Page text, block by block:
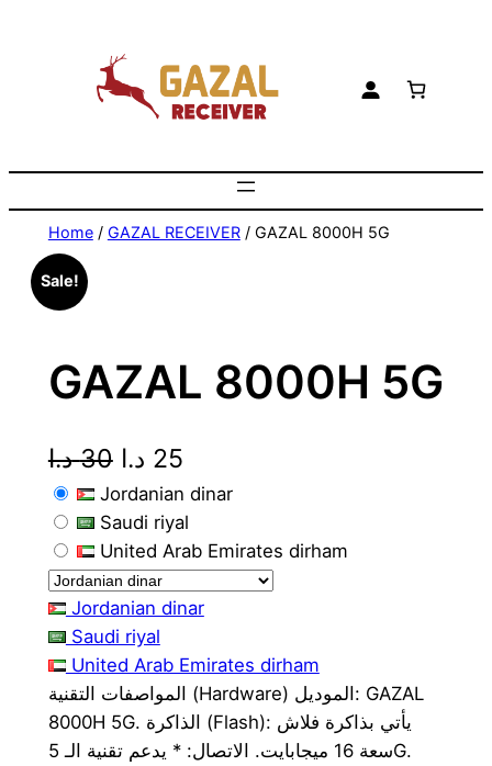
Home/ GAZAL RECEIVER/ GAZAL 8000H 5G
Sale!
GAZAL 8000H 5G
30 د.ا
O
r
i
g
i
n
a
l
25 د.ا
C
u
r
r
e
n
t
p
Jordanian dinar
Saudi riyal
United Arab Emirates dirham
Jordanian dinar
Saudi riyal
United Arab Emirates dirham
المواصفات التقنية (Hardware) ​الموديل: GAZAL
8000H 5G. ​الذاكرة (Flash): يأتي بذاكرة فلاش
سعة 16 ميجابايت. ​الاتصال: * يدعم تقنية الـ 5G. ​